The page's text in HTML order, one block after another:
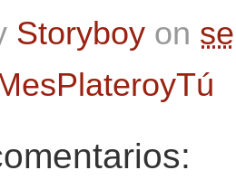
Storyboy on